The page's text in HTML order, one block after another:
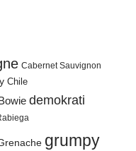
Cabernet Sauvignon
Chile
demokrati
grumpy